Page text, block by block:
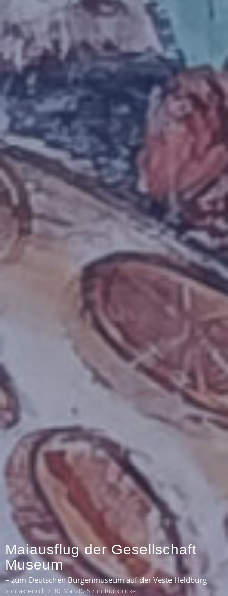
Maiausflug der Gesellschaft
Museum
– zum Deutschen Burgenmuseum auf der Veste Heldburg
von akreibich / 30. Mai 2026 / in Rückblicke